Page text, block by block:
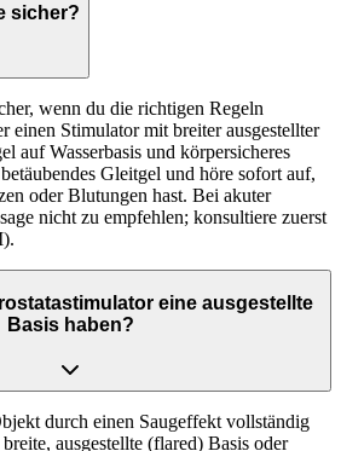
sicher?
wenn du die richtigen Regeln
einen Stimulator mit breiter ausgestellter
auf Wasserbasis und körpersicheres
Gleitgel und höre sofort auf,
oder Blutungen hast. Bei akuter
nicht zu empfehlen; konsultiere zuerst
eine ausgestellte
Basis haben?
durch einen Saugeffekt vollständig
ausgestellte (flared) Basis oder